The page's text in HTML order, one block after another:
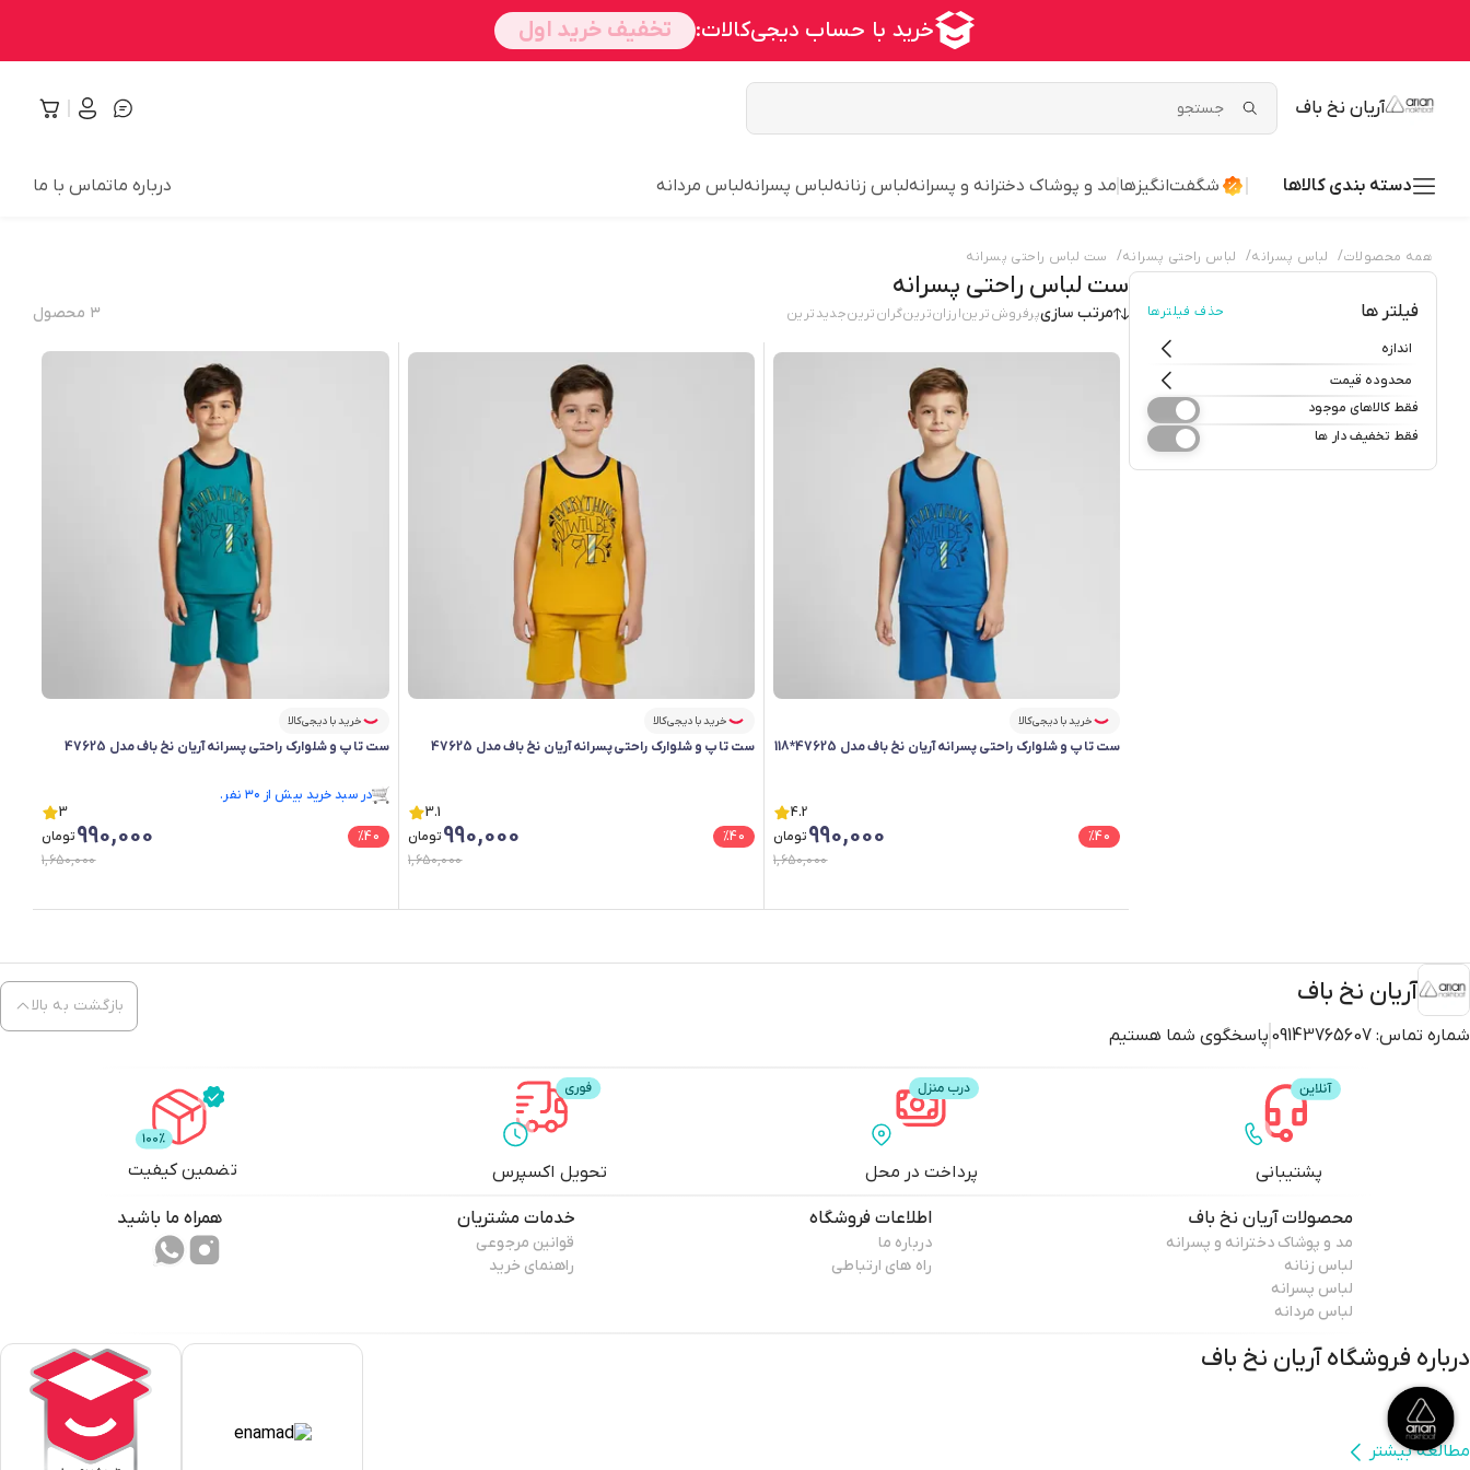
آریان نخ باف
دسته بندی کالاها شگفت‌انگیزها مد و پوشاک دخترانه و پسرانهلباس زنانهلباس پسرانهلباس مردانه درباره ماتماس با ما
همه محصولات/ لباس پسرانه/ لباس راحتی پسرانه/ ست لباس راحتی پسرانه
فیلتر ها حذف فیلترها
اندازه
محدوده قیمت
فقط کالاهای موجود
فقط تخفیف دار ها
ست لباس راحتی پسرانه
مرتب سازیپرفروش‌ترینارزان‌ترینگران‌ترینجدید‌ترین ۳ محصول
خرید با دیجی‌کالا
ست تاپ و شلوارک راحتی پسرانه آریان نخ باف مدل 47625*118
4.2
%40
990,000تومان
1,650,000
خرید با دیجی‌کالا
ست تاپ و شلوارک راحتی پسرانه آریان نخ باف مدل 47625
3.1
%40
990,000تومان
1,650,000
خرید با دیجی‌کالا
ست تاپ و شلوارک راحتی پسرانه آریان نخ باف مدل 47625
در سبد خرید بیش از ۳۰ نفر.
3
%40
990,000تومان
1,650,000
آریان نخ باف
شماره تماس: 09143765607 پاسخگوی شما هستیم
بازگشت به بالا
پشتیبانی پرداخت در محل تحویل اکسپرس تضمین کیفیت
محصولاتآریان نخ باف
مد و پوشاک دخترانه و پسرانه
لباس زنانه
لباس پسرانه
لباس مردانه
اطلاعات فروشگاه
درباره ما
راه های ارتباطی
خدمات مشتریان
قوانین مرجوعی
راهنمای خرید
همراه ما باشید
درباره فروشگاهآریان نخ باف
مطالعه بیشتر